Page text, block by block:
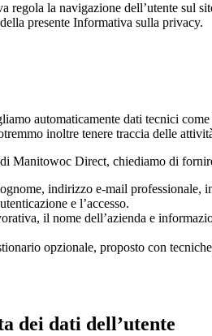
regola la navigazione dell’utente sul
presente Informativa sulla privacy.
automaticamente dati tecnici
inoltre tenere traccia delle
Manitowoc Direct, chiediamo di
indirizzo e-mail professionale,
e l’accesso.
il nome dell’azienda e
opzionale, proposto con
dei dati dell’utente